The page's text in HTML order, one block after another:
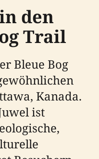
den
Trail
Bleue Bog
Kanada.
ist